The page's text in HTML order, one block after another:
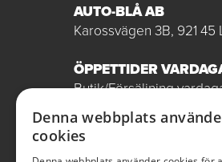
AUTO-BLÅ AB
Karossvägen 3B, 921 45
ÖPPETTIDER
Butik/Försäljning
Verkstad vardagar
Röda dagar stängt
Denna webbplats
cookies